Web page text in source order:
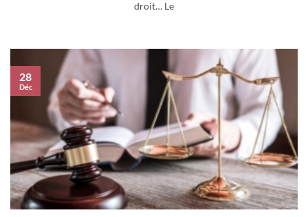
droit… Le
28
Déc